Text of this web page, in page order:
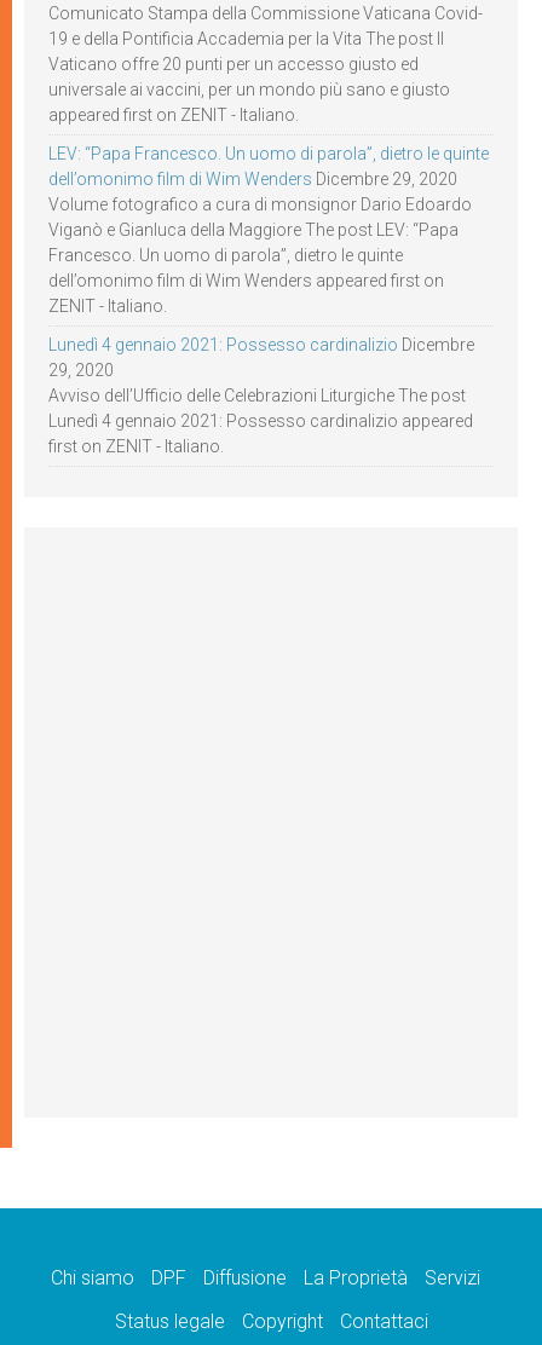
Comunicato Stampa della Commissione Vaticana Covid-
19 e della Pontificia Accademia per la Vita The post Il
Vaticano offre 20 punti per un accesso giusto ed
universale ai vaccini, per un mondo più sano e giusto
appeared first on ZENIT - Italiano.
LEV: “Papa Francesco. Un uomo di parola”, dietro le quinte
dell’omonimo film di Wim Wenders Dicembre 29, 2020
Volume fotografico a cura di monsignor Dario Edoardo
Viganò e Gianluca della Maggiore The post LEV: “Papa
Francesco. Un uomo di parola”, dietro le quinte
dell’omonimo film di Wim Wenders appeared first on
ZENIT - Italiano.
Lunedì 4 gennaio 2021: Possesso cardinalizio Dicembre
29, 2020
Avviso dell’Ufficio delle Celebrazioni Liturgiche The post
Lunedì 4 gennaio 2021: Possesso cardinalizio appeared
first on ZENIT - Italiano.
Chi siamo DPF Diffusione La Proprietà
Servizi
Status legale
Copyright Contattaci